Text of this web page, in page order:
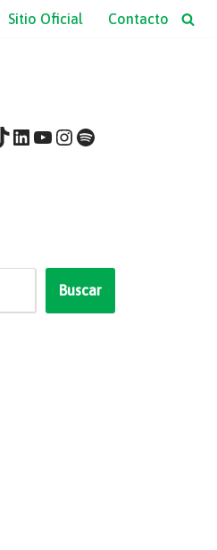
Sitio Oficial Contacto
Buscar